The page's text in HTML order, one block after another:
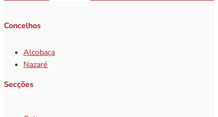
Concelhos
Alcobaça
Nazaré
Secções